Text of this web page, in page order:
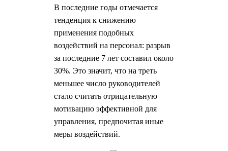
В последние годы отмечается
тенденция к снижению
применения подобных
воздействий на персонал: разрыв
за последние 7 лет составил около
30%. Это значит, что на треть
меньшее число руководителей
стало считать отрицательную
мотивацию эффективной для
управления, предпочитая иные
меры воздействий.